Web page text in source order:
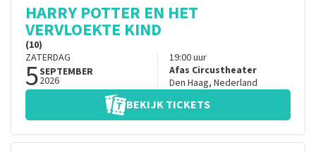
HARRY POTTER EN HET
VERVLOEKTE KIND
(10)
ZATERDAG
5SEPTEMBER
2026
19:00uur
Afas Circustheater
Den Haag, Nederland
BEKIJK TICKETS